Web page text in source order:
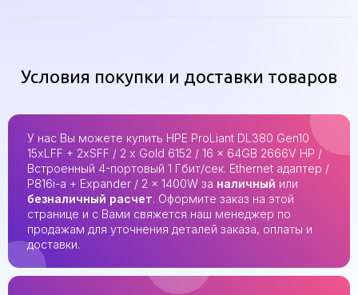
Условия покупки и доставки товаров
У нас Вы можете купить HPE ProLiant DL380 Gen10
15xLFF + 2xSFF / 2 x Gold 6152 / 16 x 64GB 2666V HP /
Встроенный 4-портовый 1 Гбит/сек. Ethernet адаптер /
P816i-a + Expander / 2 x 1400W за наличный или
безналичный расчет. Оформите заказ на этой
странице и с Вами свяжется наш менеджер по
продажам для уточнения деталей заказа, оплаты и
доставки.